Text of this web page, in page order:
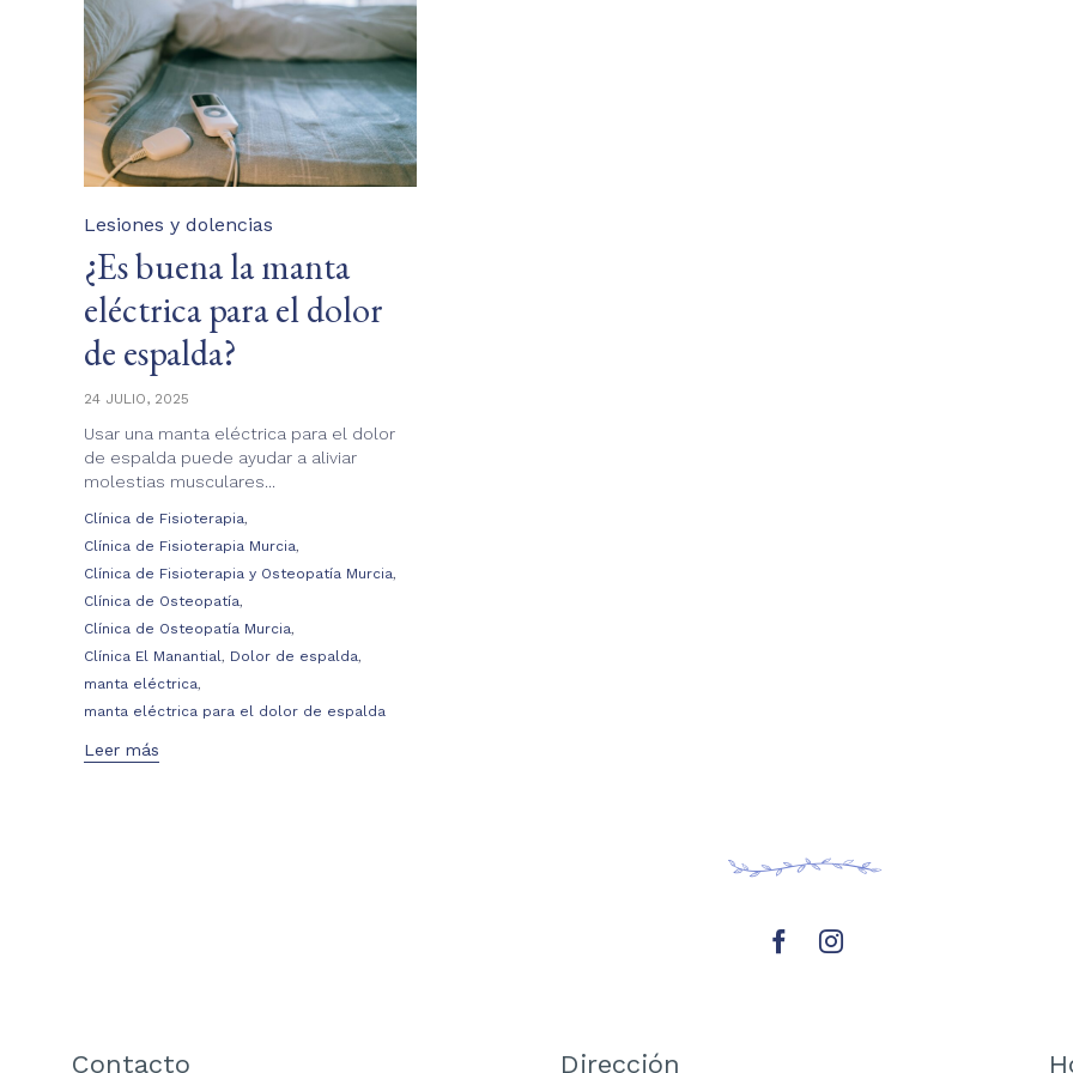
Category
Lesiones y dolencias
¿Es buena la manta
eléctrica para el dolor
de espalda?
24 JULIO, 2025
Usar una manta eléctrica para el dolor
de espalda puede ayudar a aliviar
molestias musculares...
Tags
Clínica de Fisioterapia
Clínica de Fisioterapia Murcia
Clínica de Fisioterapia y Osteopatía Murcia
Clínica de Osteopatía
Clínica de Osteopatía Murcia
Clínica El Manantial Dolor de espalda
manta eléctrica
manta eléctrica para el dolor de espalda
Leer más
Contacto Dirección